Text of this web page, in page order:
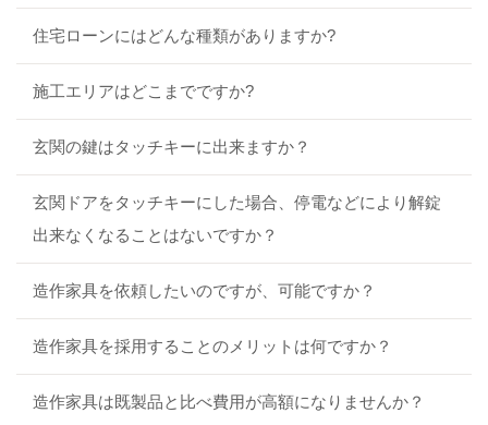
住宅ローンにはどんな種類がありますか?
施工エリアはどこまでですか?
玄関の鍵はタッチキーに出来ますか？
玄関ドアをタッチキーにした場合、停電などにより解錠
出来なくなることはないですか？
造作家具を依頼したいのですが、可能ですか？
造作家具を採用することのメリットは何ですか？
造作家具は既製品と比べ費用が高額になりませんか？